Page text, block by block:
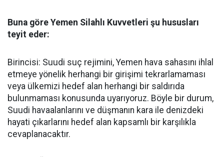
Buna göre Yemen Silahlı Kuvvetleri şu hususları
teyit eder:
Birincisi: Suudi suç rejimini, Yemen hava sahasını ihlal
etmeye yönelik herhangi bir girişimi tekrarlamaması
veya ülkemizi hedef alan herhangi bir saldırıda
bulunmaması konusunda uyarıyoruz. Böyle bir durum,
Suudi havaalanlarını ve düşmanın kara ile denizdeki
hayati çıkarlarını hedef alan kapsamlı bir karşılıkla
cevaplanacaktır.